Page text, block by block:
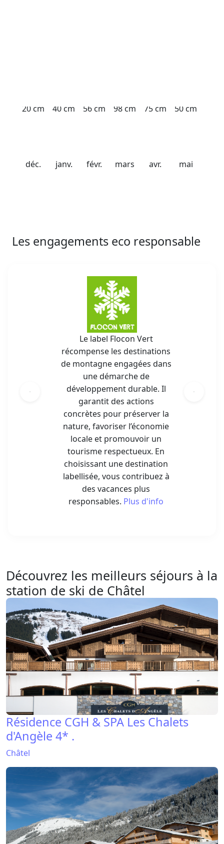
20 cm
déc.
40 cm
janv.
56 cm
févr.
98 cm
mars
75 cm
avr.
50 cm
mai
Les engagements eco responsable
Le label Flocon Vert
récompense les destinations
de montagne engagées dans
une démarche de
développement durable. Il
garantit des actions
concrètes pour préserver la
nature, favoriser l’économie
locale et promouvoir un
tourisme respectueux. En
choisissant une destination
labellisée, vous contribuez à
des vacances plus
responsables. Plus d'info
Découvrez les meilleurs séjours à la
station de ski de Châtel
Résidence CGH & SPA Les Chalets
d'Angèle 4* .
Châtel